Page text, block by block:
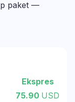
paket —
Ekspres
75.90 USD